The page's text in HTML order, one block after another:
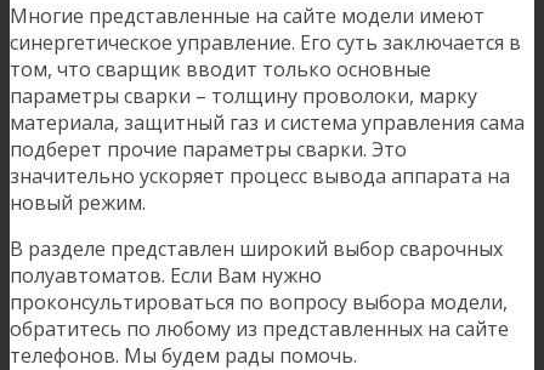
Многие представленные на сайте модели имеют
синергетическое управление. Его суть заключается в
том, что сварщик вводит только основные
параметры сварки – толщину проволоки, марку
материала, защитный газ и система управления сама
подберет прочие параметры сварки. Это
значительно ускоряет процесс вывода аппарата на
новый режим.
В разделе представлен широкий выбор сварочных
полуавтоматов. Если Вам нужно
проконсультироваться по вопросу выбора модели,
обратитесь по любому из представленных на сайте
телефонов. Мы будем рады помочь.